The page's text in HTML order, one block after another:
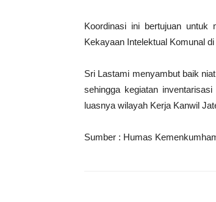
Koordinasi ini bertujuan untuk
Kekayaan Intelektual Komunal
Sri Lastami menyambut baik
sehingga kegiatan
luasnya wilayah Kerja Kanwil
Sumber : Humas